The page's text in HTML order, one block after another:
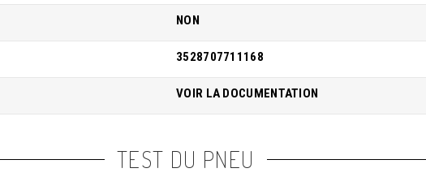
NON
3528707711168
VOIR LA DOCUMENTATION
TEST DU PNEU